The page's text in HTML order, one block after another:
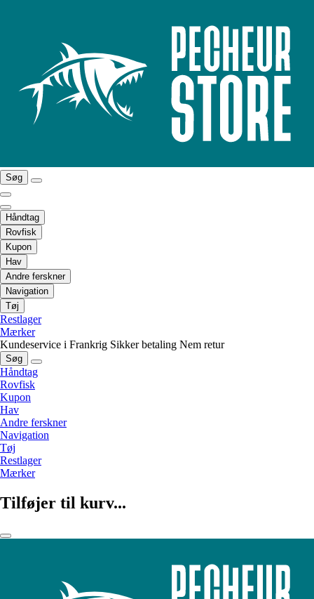
Søg
Håndtag
Rovfisk
Kupon
Hav
Andre ferskner
Navigation
Tøj
Restlager
Mærker
Kundeservice i Frankrig Sikker betaling Nem retur
Søg
Håndtag
Rovfisk
Kupon
Hav
Andre ferskner
Navigation
Tøj
Restlager
Mærker
Tilføjer til kurv...